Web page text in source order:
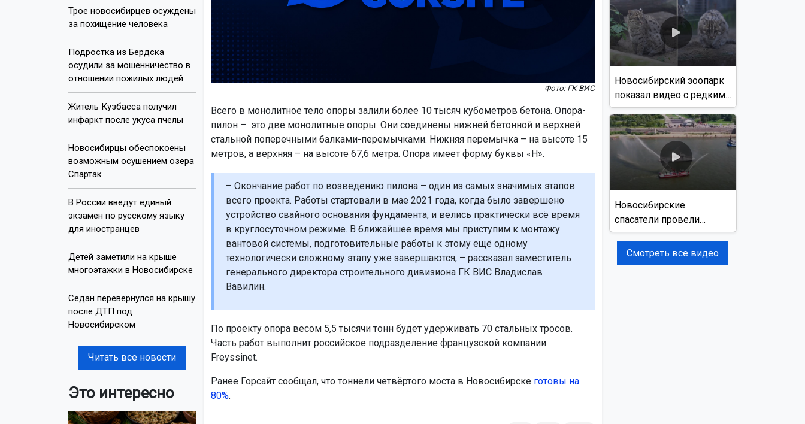
Трое новосибирцев осуждены
за похищение человека
Подростка из Бердска
осудили за мошенничество в
отношении пожилых людей
Житель Кузбасса получил
инфаркт после укуса пчелы
Новосибирцы обеспокоены
возможным осушением озера
Спартак
В России введут единый
экзамен по русскому языку
для иностранцев
Детей заметили на крыше
многоэтажки в Новосибирске
Седан перевернулся на крышу
после ДТП под
Новосибирском
Читать все новости
Это интересно
Фото: ГК ВИС
Всего в монолитное тело опоры залили более 10 тысяч кубометров бетона. Опора-
пилон – это две монолитные опоры. Они соединены нижней бетонной и верхней
стальной поперечными балками-перемычками. Нижняя перемычка – на высоте 15
метров, а верхняя – на высоте 67,6 метра. Опора имеет форму буквы «Н».
– Окончание работ по возведению пилона – один из самых значимых этапов
всего проекта. Работы стартовали в мае 2021 года, когда было завершено
устройство свайного основания фундамента, и велись практически всё время
в круглосуточном режиме. В ближайшее время мы приступим к монтажу
вантовой системы, подготовительные работы к этому ещё одному
технологически сложному этапу уже завершаются, – рассказал заместитель
генерального директора строительного дивизиона ГК ВИС Владислав
Вавилин.
По проекту опора весом 5,5 тысячи тонн будет удерживать 70 стальных тросов.
Часть работ выполнит российское подразделение французской компании
Freyssinet.
Ранее Горсайт сообщал, что тоннели четвёртого моста в Новосибирске готовы на
80%.
Новосибирский зоопарк
показал видео с редким
виверровым котом
Новосибирские
спасатели провели
учения на реке Обь
Смотреть все видео